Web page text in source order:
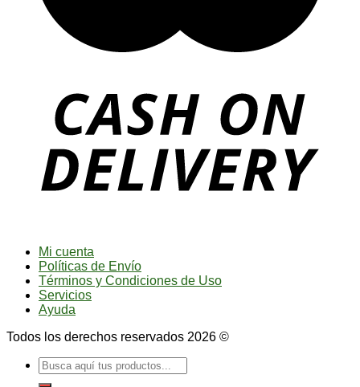
Mi cuenta
Políticas de Envío
Términos y Condiciones de Uso
Servicios
Ayuda
Todos los derechos reservados 2026 ©
Buscar
por: